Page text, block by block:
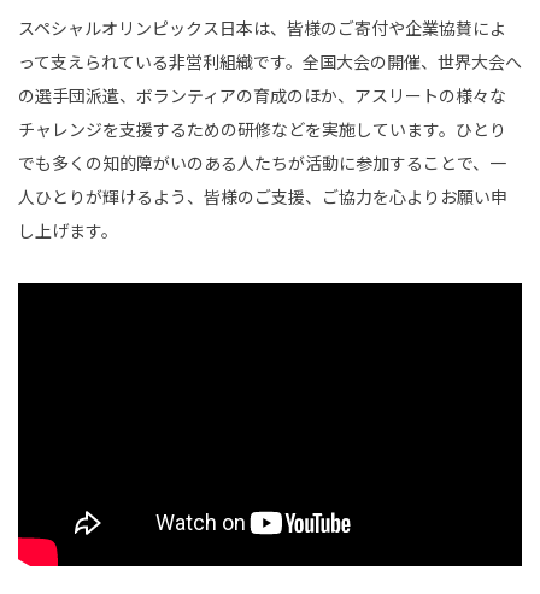
スペシャルオリンピックス日本は、皆様のご寄付や企業協賛によ
って支えられている非営利組織です。全国大会の開催、世界大会へ
の選手団派遣、ボランティアの育成のほか、アスリートの様々な
チャレンジを支援するための研修などを実施しています。ひとり
でも多くの知的障がいのある人たちが活動に参加することで、一
人ひとりが輝けるよう、皆様のご支援、ご協力を心よりお願い申
し上げます。